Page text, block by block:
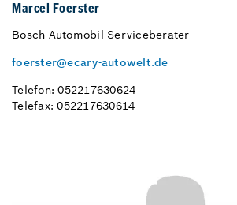
Marcel Foerster
Bosch Automobil Serviceberater
foerster@ecary-autowelt.de
Telefon: 052217630624
Telefax: 052217630614